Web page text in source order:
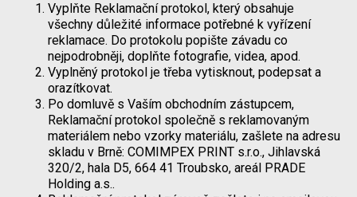
Vyplňte Reklamační protokol, který obsahuje
všechny důležité informace potřebné k vyřízení
reklamace. Do protokolu popište závadu co
nejpodrobněji, doplňte fotografie, videa, apod.
Vyplněný protokol je třeba vytisknout, podepsat a
orazítkovat.
Po domluvě s Vaším obchodním zástupcem,
Reklamační protokol společně s reklamovaným
materiálem nebo vzorky materiálu, zašlete na adresu
skladu v Brně: COMIMPEX PRINT s.r.o., Jihlavská
320/2, hala D5, 664 41 Troubsko, areál PRADE
Holding a.s..